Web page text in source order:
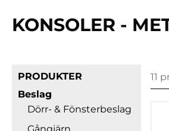
KONSOLER -
PRODUKTER
Beslag
Dörr- & Fönsterbeslag
11